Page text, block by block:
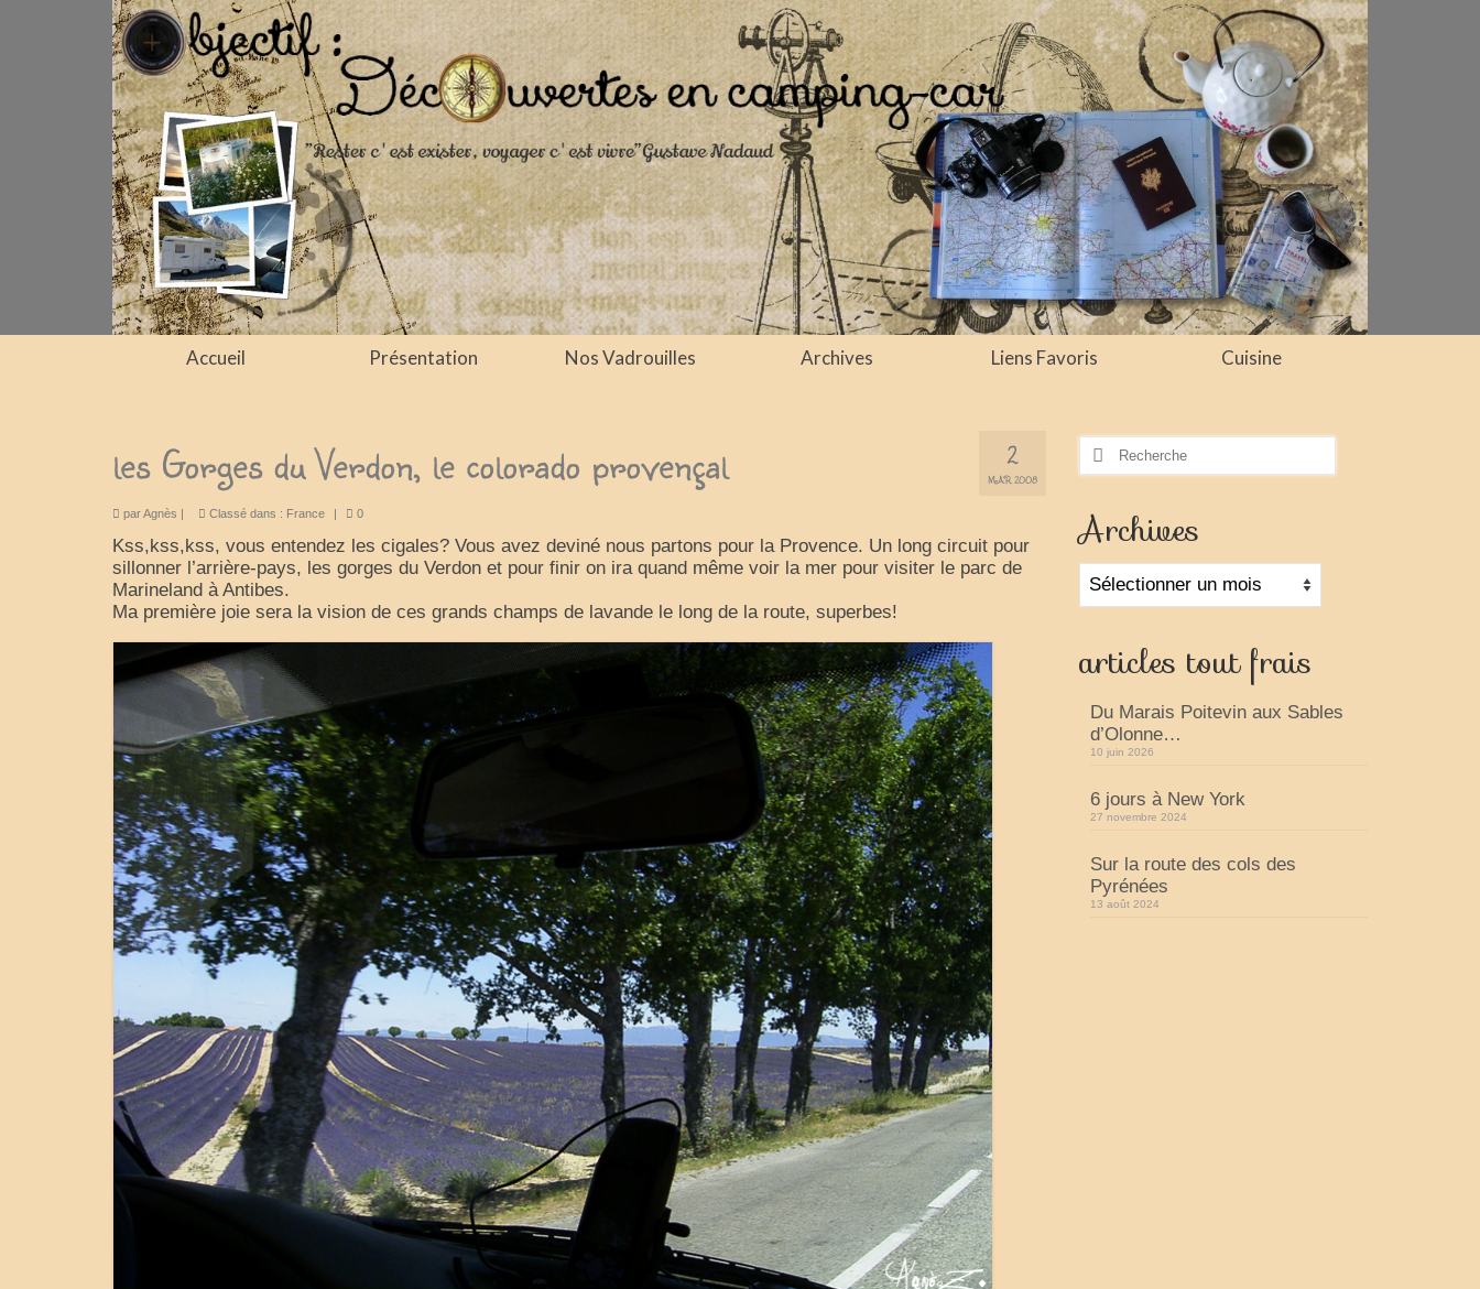
Accueil Présentation Nos Vadrouilles Archives Liens Favoris Cuisine
2
MAR 2008
les Gorges du Verdon, le colorado provençal
parAgnès | Classé dans : France | 0
Kss,kss,kss, vous entendez les cigales? Vous avez deviné nous partons pour la Provence. Un long circuit pour
sillonner l’arrière-pays, les gorges du Verdon et pour finir on ira quand même voir la mer pour visiter le parc de
Marineland à Antibes.
Ma première joie sera la vision de ces grands champs de lavande le long de la route, superbes!
Rechercher
Archives
Archives
articles tout frais
Du Marais Poitevin aux Sables
d’Olonne…
10 juin 2026
6 jours à New York
27 novembre 2024
Sur la route des cols des
Pyrénées
13 août 2024